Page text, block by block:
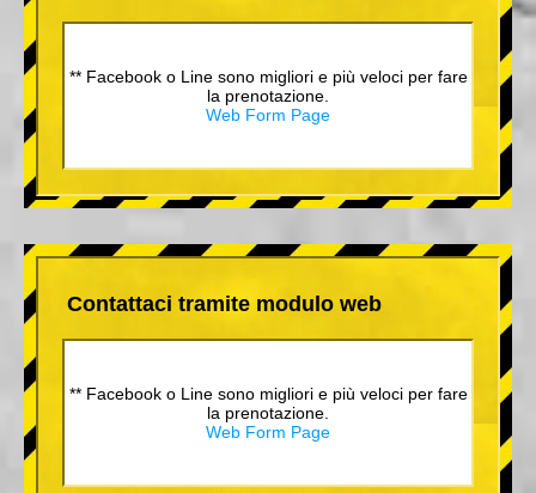
** Facebook o Line sono migliori e più veloci per fare
la prenotazione.
Web Form Page
Contattaci tramite modulo web
** Facebook o Line sono migliori e più veloci per fare
la prenotazione.
Web Form Page